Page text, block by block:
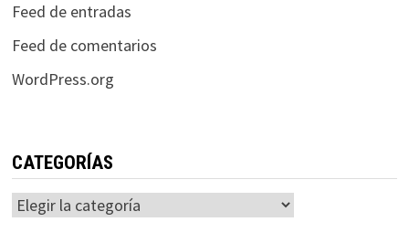
Feed de entradas
Feed de comentarios
WordPress.org
CATEGORÍAS
Categorías